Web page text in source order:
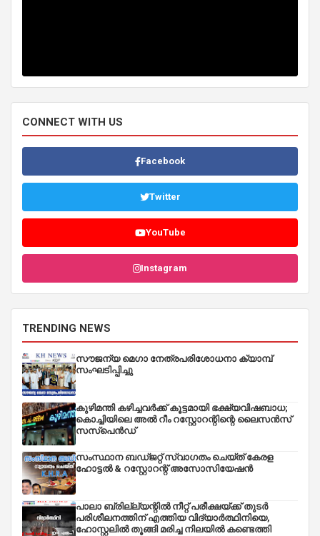
CONNECT WITH US
Facebook
Twitter
YouTube
Instagram
TRENDING NEWS
സൗജന്യ മെഗാ നേത്രപരിശോധനാ ക്യാമ്പ്
സംഘടിപ്പിച്ചു
കുഴിമന്തി കഴിച്ചവർക്ക് കൂട്ടമായി ഭക്ഷ്യവിഷബാധ;
കൊച്ചിയിലെ അൽ റീം റസ്റ്റോറന്റിന്റെ ലൈസൻസ്
സസ്പെൻഡ്
സംസ്ഥാന ബഡ്‌ജറ്റ് സ്വാഗതം ചെയ്ത് കേരള
ഹോട്ടൽ & റസ്റ്റോറന്റ് അസോസിയേഷൻ
പാലാ ബ്രില്ല്യന്റിൽ നീറ്റ് പരീക്ഷയ്ക്ക് തുടർ
പരിശീലനത്തിന് എത്തിയ വിദ്യാർത്ഥിനിയെ,
ഹോസ്റ്റലിൽ തൂങ്ങി മരിച്ച നിലയിൽ കണ്ടെത്തി